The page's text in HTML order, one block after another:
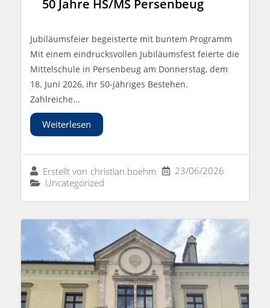
50 Jahre HS/MS Persenbeug
Erstellt von christian.boehm
23/06/2026
Uncategorized
Jubiläumsfeier begeisterte mit buntem Programm
Mit einem eindrucksvollen Jubiläumsfest feierte die
Mittelschule in Persenbeug am Donnerstag, dem
18. Juni 2026, ihr 50-jähriges Bestehen.
Zahlreiche...
Weiterlesen